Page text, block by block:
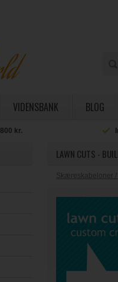
VIDENSBANK BLOG
kr.
LAWN CUTS -
Skæreskabeloner /